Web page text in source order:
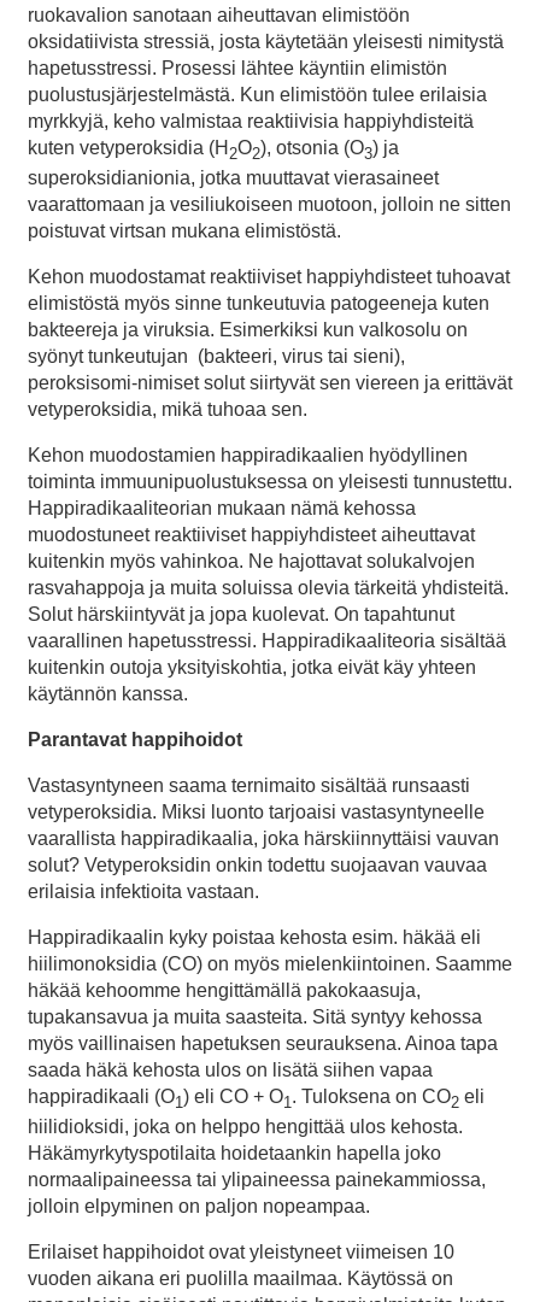
ruokavalion sanotaan aiheuttavan elimistöön
oksidatiivista stressiä, josta käytetään yleisesti nimitystä
hapetusstressi. Prosessi lähtee käyntiin elimistön
puolustusjärjestelmästä. Kun elimistöön tulee erilaisia
myrkkyjä, keho valmistaa reaktiivisia happiyhdisteitä
kuten vetyperoksidia (H 2O2), otsonia (O3) ja
superoksidianionia, jotka muuttavat vierasaineet
vaarattomaan ja vesiliukoiseen muotoon, jolloin ne sitten
poistuvat virtsan mukana elimistöstä.
Kehon muodostamat reaktiiviset happiyhdisteet tuhoavat
elimistöstä myös sinne tunkeutuvia patogeeneja kuten
bakteereja ja viruksia. Esimerkiksi kun valkosolu on
syönyt tunkeutujan (bakteeri, virus tai sieni),
peroksisomi-nimiset solut siirtyvät sen viereen ja erittävät
vetyperoksidia, mikä tuhoaa sen.
Kehon muodostamien happiradikaalien hyödyllinen
toiminta immuunipuolustuksessa on yleisesti tunnustettu.
Happiradikaaliteorian mukaan nämä kehossa
muodostuneet reaktiiviset happiyhdisteet aiheuttavat
kuitenkin myös vahinkoa. Ne hajottavat solukalvojen
rasvahappoja ja muita soluissa olevia tärkeitä yhdisteitä.
Solut härskiintyvät ja jopa kuolevat. On tapahtunut
vaarallinen hapetusstressi. Happiradikaaliteoria sisältää
kuitenkin outoja yksityiskohtia, jotka eivät käy yhteen
käytännön kanssa.
Parantavat happihoidot
Vastasyntyneen saama ternimaito sisältää runsaasti
vetyperoksidia. Miksi luonto tarjoaisi vastasyntyneelle
vaarallista happiradikaalia, joka härskiinnyttäisi vauvan
solut? Vetyperoksidin onkin todettu suojaavan vauvaa
erilaisia infektioita vastaan.
Happiradikaalin kyky poistaa kehosta esim. häkää eli
hiilimonoksidia (CO) on myös mielenkiintoinen. Saamme
häkää kehoomme hengittämällä pakokaasuja,
tupakansavua ja muita saasteita. Sitä syntyy kehossa
myös vaillinaisen hapetuksen seurauksena. Ainoa tapa
saada häkä kehosta ulos on lisätä siihen vapaa
happiradikaali (O1) eli CO + O1. Tuloksena on CO2 eli
hiilidioksidi, joka on helppo hengittää ulos kehosta.
Häkämyrkytyspotilaita hoidetaankin hapella joko
normaalipaineessa tai ylipaineessa painekammiossa,
jolloin elpyminen on paljon nopeampaa.
Erilaiset happihoidot ovat yleistyneet viimeisen 10
vuoden aikana eri puolilla maailmaa. Käytössä on